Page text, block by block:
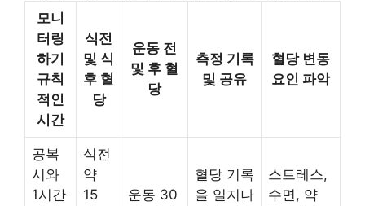
모니
터링
하기
규칙
적인
시간
식전
및 식
후 혈
당
운동 전
및 후 혈
당
측정 기록
및 공유
혈당 변동
요인 파악
공복
시와
1시간
식전
약
15
운동 30
혈당 기록
을 일지나
스트레스,
수면, 약